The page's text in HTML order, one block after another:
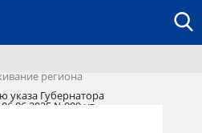
региона
Губернатора
№999-уг